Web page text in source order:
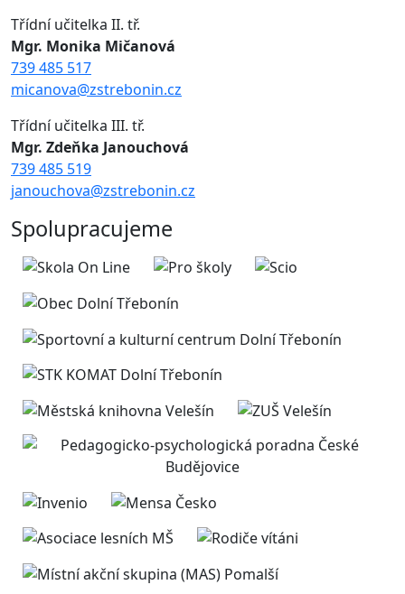
Třídní učitelka II. tř.
Mgr. Monika Mičanová
739 485 517
micanova@zstrebonin.cz
Třídní učitelka III. tř.
Mgr. Zdeňka Janouchová
739 485 519
janouchova@zstrebonin.cz
Spolupracujeme